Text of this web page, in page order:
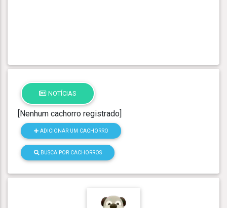
NOTÍCIAS
[Nenhum cachorro registrado]
ADICIONAR UM CACHORRO
BUSCA POR CACHORROS